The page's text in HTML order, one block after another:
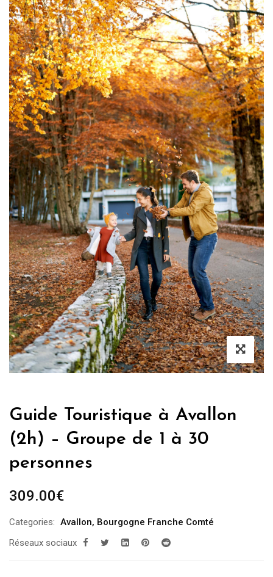
Guide Touristique à Avallon
(2h) – Groupe de 1 à 30
personnes
309.00€
Categories: Avallon, Bourgogne Franche Comté
Réseaux sociaux